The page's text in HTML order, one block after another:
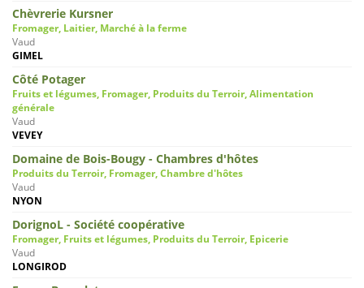
Chèvrerie Kursner
Fromager, Laitier, Marché à la ferme
Vaud
GIMEL
Côté Potager
Fruits et légumes, Fromager, Produits du Terroir, Alimentation
générale
Vaud
VEVEY
Domaine de Bois-Bougy - Chambres d'hôtes
Produits du Terroir, Fromager, Chambre d'hôtes
Vaud
NYON
DorignoL - Société coopérative
Fromager, Fruits et légumes, Produits du Terroir, Epicerie
Vaud
LONGIROD